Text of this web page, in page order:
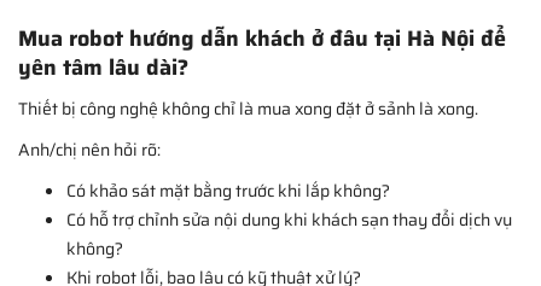
Mua robot hướng dẫn khách ở đâu tại Hà Nội để
yên tâm lâu dài?
Thiết bị công nghệ không chỉ là mua xong đặt ở sảnh là xong.
Anh/chị nên hỏi rõ:
Có khảo sát mặt bằng trước khi lắp không?
Có hỗ trợ chỉnh sửa nội dung khi khách sạn thay đổi dịch vụ
không?
Khi robot lỗi, bao lâu có kỹ thuật xử lý?